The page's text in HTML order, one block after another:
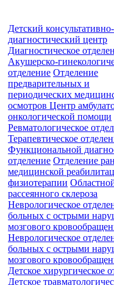
Детский консультативно-
диагностический центр
Диагностическое
Акушерско-
отделение Отделение
предварительных и
периодических
осмотровЦентр
онкологической помощи
Ревматологическое
Терапевтическое
Функциональной
отделение Отделение
медицинской
физиотерапии
рассеянного склероза
Неврологическое
больных с острыми
мозгового
Неврологическое
больных с острыми
мозгового
Детское хирургическое
Детское